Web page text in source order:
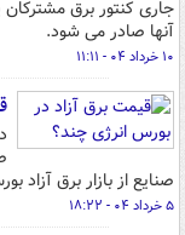
آنها صادر می شود.
۱۰ خرداد ۰۴ - ۱۱:۱۱
صنایع از بازار برق آزاد
۵ خرداد ۰۴ - ۱۸:۲۲